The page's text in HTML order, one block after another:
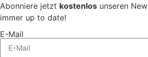
Abonniere jetzt kostenlos unseren
immer up to date!
E-Mail